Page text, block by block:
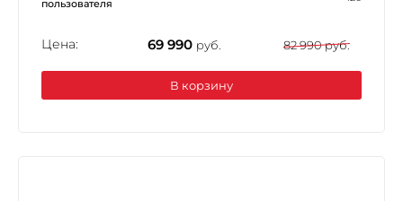
пользователя
Цена: 69 990 руб. 82 990 руб.
В корзину